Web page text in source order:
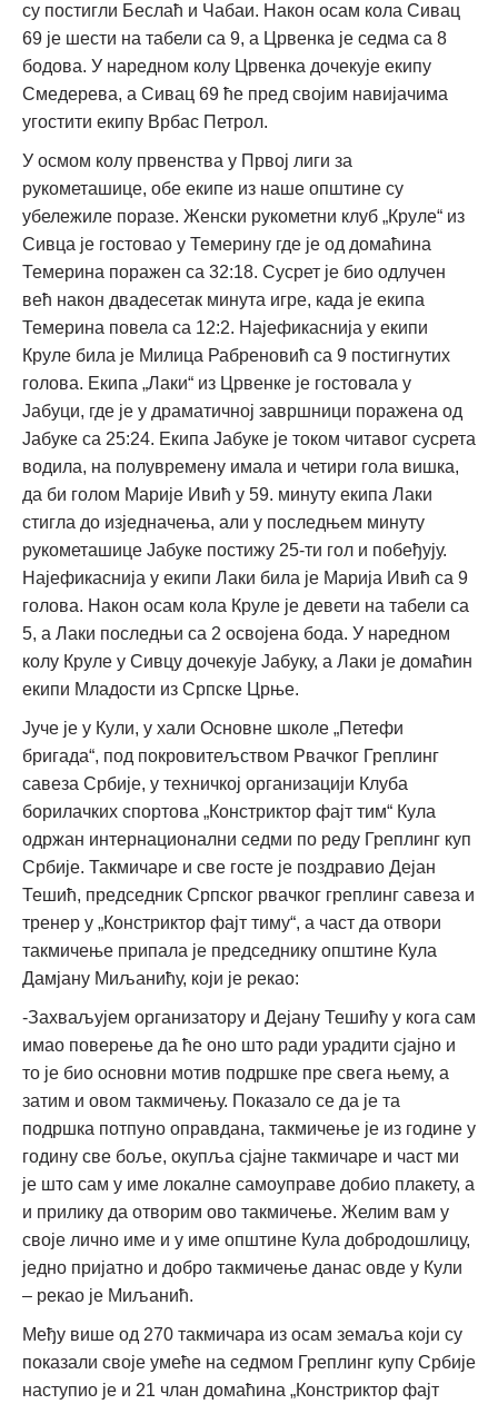
су постигли Беслаћ и Чабаи. Након осам кола Сивац
69 је шести на табели са 9, а Црвенка је седма са 8
бодова. У наредном колу Црвенка дочекује екипу
Смедерева, а Сивац 69 ће пред својим навијачима
угостити екипу Врбас Петрол.
У осмом колу првенства у Првој лиги за
рукометашице, обе екипе из наше општине су
убележиле поразе. Женски рукометни клуб „Круле“ из
Сивца је гостовао у Темерину где је од домаћина
Темерина поражен са 32:18. Сусрет је био одлучен
већ након двадесетак минута игре, када је екипа
Темерина повела са 12:2. Најефикаснија у екипи
Круле била је Милица Рабреновић са 9 постигнутих
голова. Екипа „Лаки“ из Црвенке је гостовала у
Јабуци, где је у драматичној завршници поражена од
Јабуке са 25:24. Екипа Јабуке је током читавог сусрета
водила, на полувремену имала и четири гола вишка,
да би голом Марије Ивић у 59. минуту екипа Лаки
стигла до изједначења, али у последњем минуту
рукометашице Јабуке постижу 25-ти гол и побеђују.
Најефикаснија у екипи Лаки била је Марија Ивић са 9
голова. Након осам кола Круле је девети на табели са
5, а Лаки последњи са 2 освојена бода. У наредном
колу Круле у Сивцу дочекује Јабуку, а Лаки је домаћин
екипи Младости из Српске Црње.
Јуче је у Кули, у хали Основне школе „Петефи
бригада“, под покровитељством Рвачког Греплинг
савеза Србије, у техничкој организацији Клуба
борилачких спортова „Констриктор фајт тим“ Кула
одржан интернационални седми по реду Греплинг куп
Србије. Такмичаре и све госте је поздравио Дејан
Тешић, председник Српског рвачког греплинг савеза и
тренер у „Констриктор фајт тиму“, а част да отвори
такмичење припала је председнику општине Кула
Дамјану Миљанићу, који је рекао:
-Захваљујем организатору и Дејану Тешићу у кога сам
имао поверење да ће оно што ради урадити сјајно и
то је био основни мотив подршке пре свега њему, а
затим и овом такмичењу. Показало се да је та
подршка потпуно оправдана, такмичење је из године у
годину све боље, окупља сјајне такмичаре и част ми
је што сам у име локалне самоуправе добио плакету, а
и прилику да отворим ово такмичење. Желим вам у
своје лично име и у име општине Кула добродошлицу,
једно пријатно и добро такмичење данас овде у Кули
– рекао је Миљанић.
Међу више од 270 такмичара из осам земаља који су
показали своје умеће на седмом Греплинг купу Србије
наступио је и 21 члан домаћина „Констриктор фајт